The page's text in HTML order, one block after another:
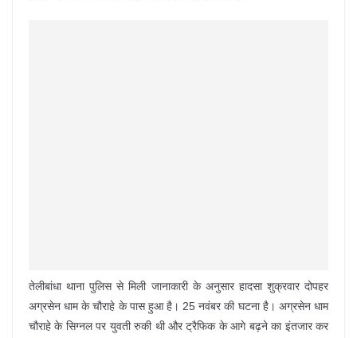
तेलीबांधा थाना पुलिस से मिली जानाकारी के अनुसार हादसा शुक्रवार दोपहर
अग्रसेन धाम के चौराहे के पास हुआ है। 25 नवंबर की घटना है। अग्रसेन धाम
चौराहे के सिग्नल पर युवती रुकी थी और ट्रैफिक के आगे बढ़ने का इंतजार कर